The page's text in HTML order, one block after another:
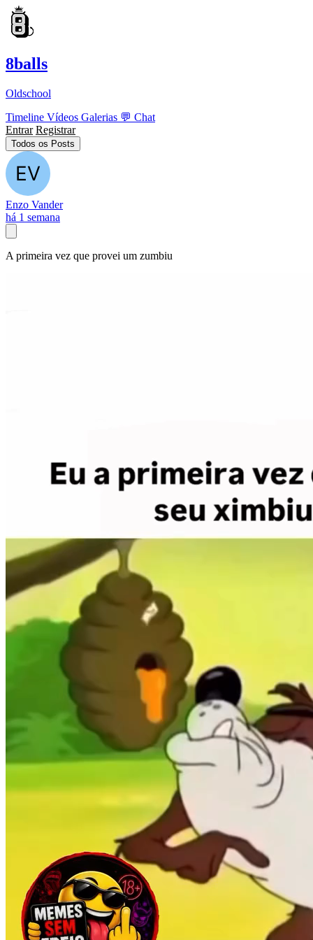
8balls
Oldschool
Timeline Vídeos Galerias 💬 Chat
Entrar Registrar
Todos os Posts
Enzo Vander
há 1 semana
A primeira vez que provei um zumbiu